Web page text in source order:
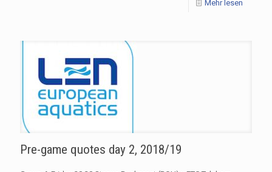
Mehr lesen
Pre-game quotes day 2, 2018/19